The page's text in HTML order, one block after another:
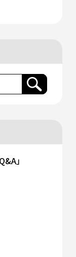
」